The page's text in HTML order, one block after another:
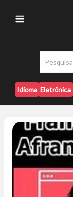
Menu
Idioma Eletrônica